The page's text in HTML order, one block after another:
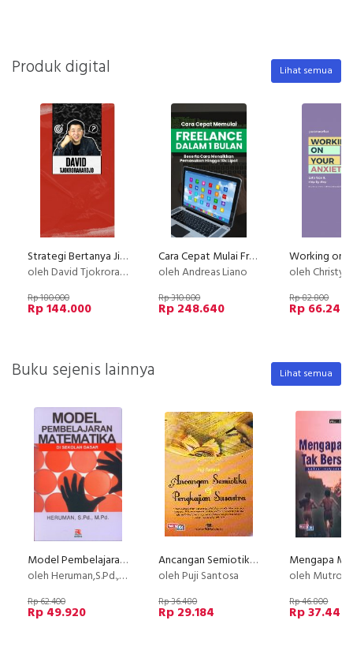
Produk digital Lihat semua
Strategi Bertanya Jitu
oleh David Tjokrorahardjo
Rp 180.000
Rp 144.000
Cara Cepat Mulai Freelance Dalam 1 Bulan
oleh Andreas Liano
Rp 310.800
Rp 248.640
oleh Christy
Rp 82.800
Rp 66.240
Buku sejenis lainnya Lihat semua
Model Pembelajaran Matematika Di Sekolah Dasar
oleh Heruman,S.Pd., M.Pd.
Rp 62.400
Rp 49.920
Ancangan Semiotika dan Pengkajian Susastra (Cover Baru)
oleh Puji Santosa
Rp 36.480
Rp 29.184
oleh
Rp 46.800
Rp 37.440